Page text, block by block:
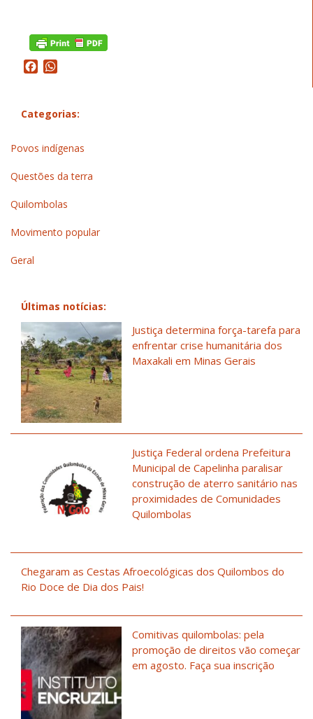
Facebook
Categorias:
Povos indígenas
Questões da terra
Quilombolas
Movimento popular
Geral
Últimas notícias:
Justiça determina força-tarefa para
enfrentar crise humanitária dos
Maxakali em Minas Gerais
Justiça Federal ordena Prefeitura
Municipal de Capelinha paralisar
construção de aterro sanitário nas
proximidades de Comunidades
Quilombolas
Chegaram as Cestas Afroecológicas dos Quilombos do
Rio Doce de Dia dos Pais!
Comitivas quilombolas: pela
promoção de direitos vão começar
em agosto. Faça sua inscrição